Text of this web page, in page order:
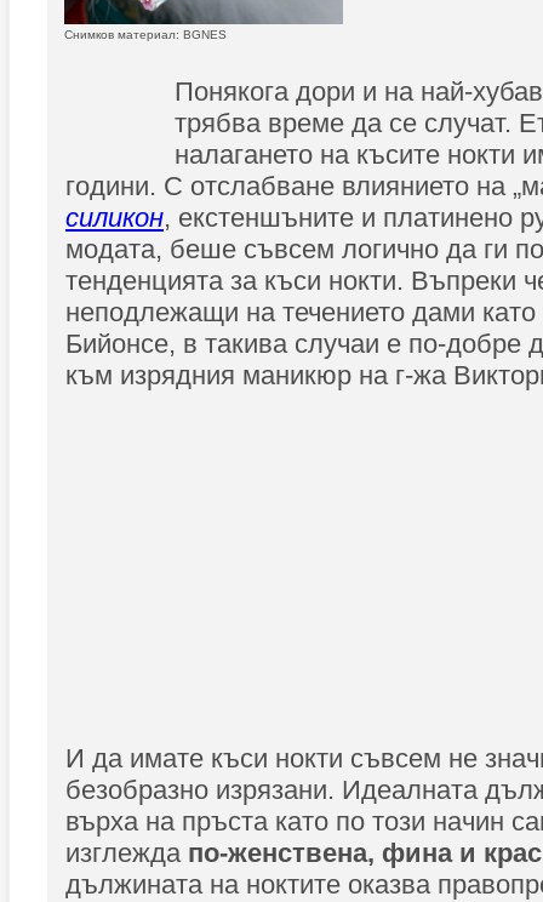
Снимков материал: BGNES
Понякога дори и на най-
трябва време да се случат.
налагането на късите нокти
години. С отслабване влиянието на
силикон, екстеншъните и платинено
модата, беше съвсем логично да ги
тенденцията за къси нокти. Въпреки
неподлежащи на течението дами
Бийонсе, в такива случаи е по-добре
към изрядния маникюр на г-жа
И да имате къси нокти съвсем не
безобразно изрязани. Идеалната
върха на пръста като по този начин
изглежда по-женствена, фина и
дължината на ноктите оказва